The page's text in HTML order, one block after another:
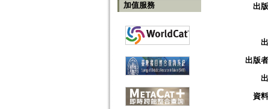
加值服務
出
出版
資